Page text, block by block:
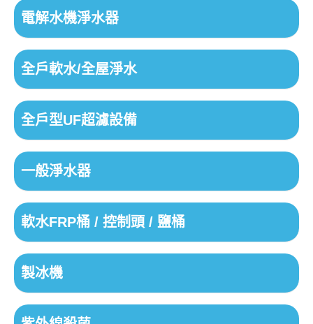
電解水機淨水器
全戶軟水/全屋淨水
全戶型UF超濾設備
一般淨水器
軟水FRP桶 / 控制頭 / 鹽桶
製冰機